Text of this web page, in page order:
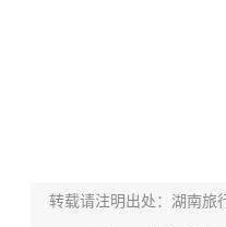
转载请注明出处：湖南旅